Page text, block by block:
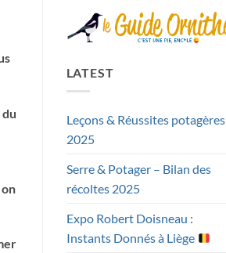
LATEST
Leçons & Réussites potagères
2025
Serre & Potager – Bilan des
récoltes 2025
Expo Robert Doisneau :
Instants Donnés à Liège